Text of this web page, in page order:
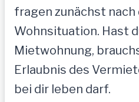
fragen zunächst nach
Wohnsituation. Hast
Mietwohnung,
Erlaubnis des
bei dir leben darf.